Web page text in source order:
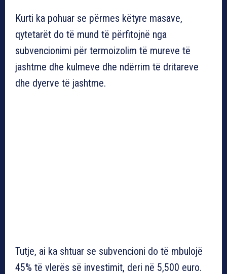
Kurti ka pohuar se përmes këtyre masave,
qytetarët do të mund të përfitojnë nga
subvencionimi për termoizolim të mureve të
jashtme dhe kulmeve dhe ndërrim të dritareve
dhe dyerve të jashtme.
Tutje, ai ka shtuar se subvencioni do të mbulojë
45% të vlerës së investimit, deri në 5,500 euro.